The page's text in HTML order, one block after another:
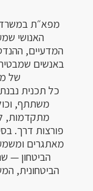
מפא״ת במשרד
האנושי
המדעיים,
באנשים
כל תכנית
משתתף,
מתקדמות,
פורצות דרך.
מאתגרים
הביטחון —
הביטחונית,